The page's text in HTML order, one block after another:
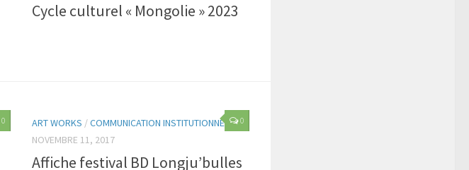
Cycle culturel « Mongolie » 2023
0 0
ART WORKS /COMMUNICATION INSTITUTIONNELLE
NOVEMBRE 11, 2017
Affiche festival BD Longju’bulles